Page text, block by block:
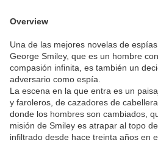
Overview
Una de las mejores novelas de
George Smiley, que es un hombre
compasión infinita, es también un
adversario como espía.
La escena en la que entra es un
y faroleros, de cazadores de
donde los hombres son cambiados,
misión de Smiley es atrapar al topo
infiltrado desde hace treinta años en